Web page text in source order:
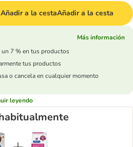
Añadir a la cestaAñadir a la cesta
Más información
7 % en tus productos
tus productos
o cancela en cualquier momento
leyendo